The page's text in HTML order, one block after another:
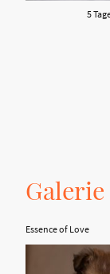
5
Galerie
Essence of Love